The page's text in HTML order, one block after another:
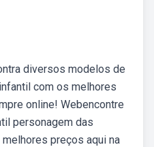
diversos modelos de
com os melhores
online! Webencontre
personagem das
preços aqui na